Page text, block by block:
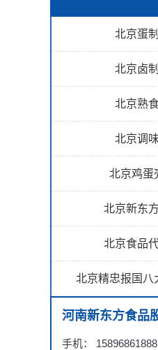
北京蛋
北京卤
北京熟
北京调
北京鸡蛋
北京新东
北京食品
北京精忠报国八
河南新东方食品
手机： 15896861888